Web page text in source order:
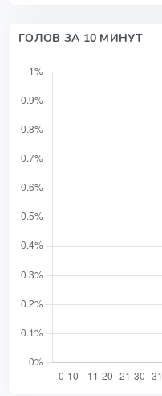
ГОЛОВ ЗА 10 МИНУТ